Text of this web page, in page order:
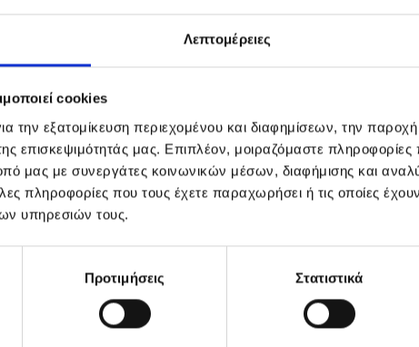
Λεπτομέρειες
cookies
την εξατομίκευση περιεχομένου και διαφημίσεων, την
επισκεψιμότητάς μας. Επιπλέον, μοιραζόμαστε
μας με συνεργάτες κοινωνικών μέσων, διαφήμισης και
πληροφορίες που τους έχετε παραχωρήσει ή τις οποίες
υπηρεσιών τους.
Προτιμήσεις Στατιστικά